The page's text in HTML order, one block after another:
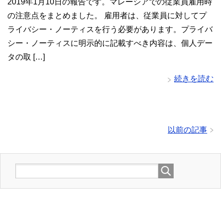
の注意点をまとめました。 雇用者は、従業員に対してプ
ライバシー・ノーティスを行う必要があります。プライバ
シー・ノーティスに明示的に記載すべき内容は、個人デー
タの取 […]
続きを読む
以前の記事